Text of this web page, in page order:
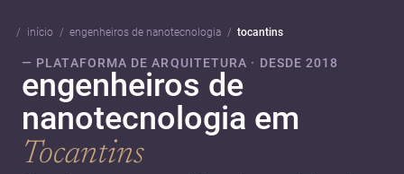
início engenheiros de nanotecnologia tocantins
— PLATAFORMA DE ARQUITETURA · DESDE 2018
engenheiros de
nanotecnologia em
Tocantins